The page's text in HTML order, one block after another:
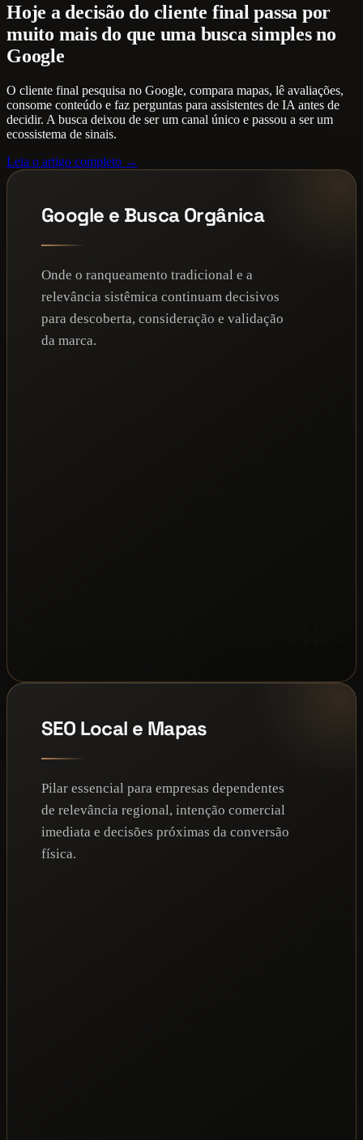
Hoje a decisão do cliente final passa por
muito mais do que uma busca simples no
Google
O cliente final pesquisa no Google, compara mapas, lê avaliações,
consome conteúdo e faz perguntas para assistentes de IA antes de
decidir. A busca deixou de ser um canal único e passou a ser um
ecossistema de sinais.
Leia o artigo completo →
Google e Busca Orgânica
Onde o ranqueamento tradicional e a
relevância sistêmica continuam decisivos
para descoberta, consideração e validação
da marca.
SEO Local e Mapas
Pilar essencial para empresas dependentes
de relevância regional, intenção comercial
imediata e decisões próximas da conversão
física.